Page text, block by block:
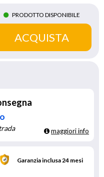
PRODOTTO DISPONIBILE
maggiori info
Garanzia inclusa 24 mesi